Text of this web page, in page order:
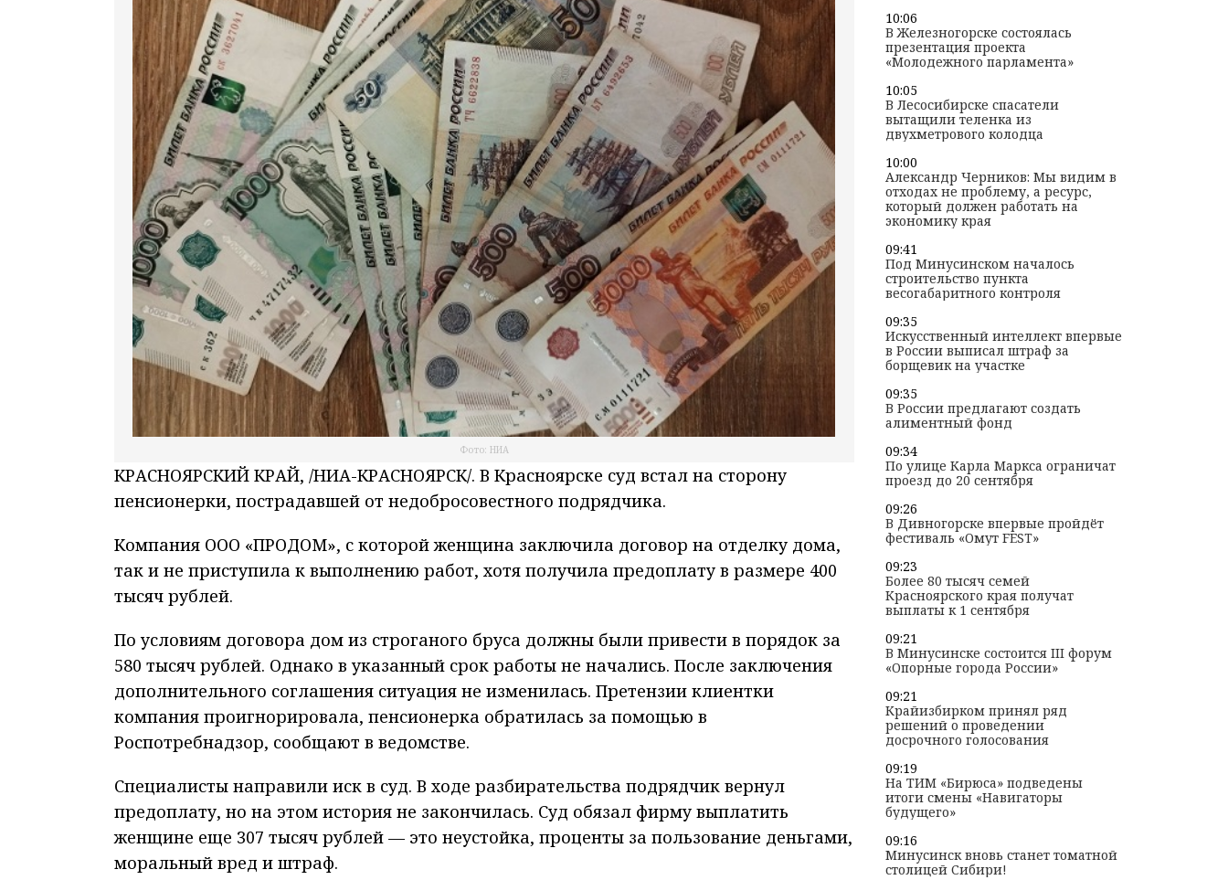
Фото: НИА
КРАСНОЯРСКИЙ КРАЙ, /НИА-КРАСНОЯРСК/. В Красноярске суд встал на сторону
пенсионерки, пострадавшей от недобросовестного подрядчика.
Компания ООО «ПРОДОМ», с которой женщина заключила договор на отделку дома,
так и не приступила к выполнению работ, хотя получила предоплату в размере 400
тысяч рублей.
По условиям договора дом из строганого бруса должны были привести в порядок за
580 тысяч рублей. Однако в указанный срок работы не начались. После заключения
дополнительного соглашения ситуация не изменилась. Претензии клиентки
компания проигнорировала, пенсионерка обратилась за помощью в
Роспотребнадзор, сообщают в ведомстве.
Специалисты направили иск в суд. В ходе разбирательства подрядчик вернул
предоплату, но на этом история не закончилась. Суд обязал фирму выплатить
женщине еще 307 тысяч рублей — это неустойка, проценты за пользование деньгами,
моральный вред и штраф.
10:06
В Железногорске состоялась
презентация проекта
«Молодежного парламента»
10:05
В Лесосибирске спасатели
вытащили теленка из
двухметрового колодца
10:00
Александр Черников: Мы видим в
отходах не проблему, а ресурс,
который должен работать на
экономику края
09:41
Под Минусинском началось
строительство пункта
весогабаритного контроля
09:35
Искусственный интеллект впервые
в России выписал штраф за
борщевик на участке
09:35
В России предлагают создать
алиментный фонд
09:34
По улице Карла Маркса​ ограничат
проезд до 20 сентября
09:26
В Дивногорске впервые пройдёт
фестиваль «Омут FEST»
09:23
Более 80 тысяч семей
Красноярского края получат
выплаты к 1 сентября
09:21
В Минусинске состоится III форум
«Опорные города России»
09:21
Крайизбирком принял ряд
решений о проведении
досрочного голосования
09:19
На ТИМ «Бирюса» подведены
итоги смены «Навигаторы
будущего»
09:16
Минусинск вновь станет томатной
столицей Сибири!